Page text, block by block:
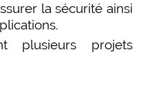
la sécurité ainsi
plusieurs projets